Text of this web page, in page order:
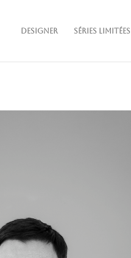
Designer Séries limitées